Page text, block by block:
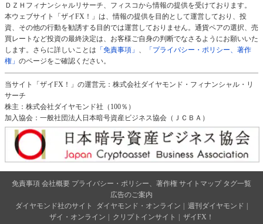
ＤＺＨフィナンシャルリサーチ、フィスコから情報の提供を受けております。
本ウェブサイト「ザイFX！」は、情報の提供を目的として運営しており、投
資、その他の行動を勧誘する目的では運営しておりません。通貨ペアの選択、売
買レートなど投資の最終決定は、お客様ご自身の判断でなさるようにお願いいた
します。さらに詳しいことは 「免責事項」 、
「プライバシー・ポリシー、著作
権」 のページをご確認ください。
当サイト「ザイFX！」の運営元：株式会社ダイヤモンド・フィナンシャル・リ
サーチ
株主：株式会社ダイヤモンド社（100％）
加入協会：一般社団法人日本暗号資産ビジネス協会（ＪＣＢＡ）
免責事項 会社概要 プライバシー・ポリシー、著作権 サイトマップ タグ一覧
広告のご案内
ダイヤモンド社のサイト
ダイヤモンド・オンライン 週刊ダイヤモンド
ザイ・オンライン
クリプトインサイト ザイFX！